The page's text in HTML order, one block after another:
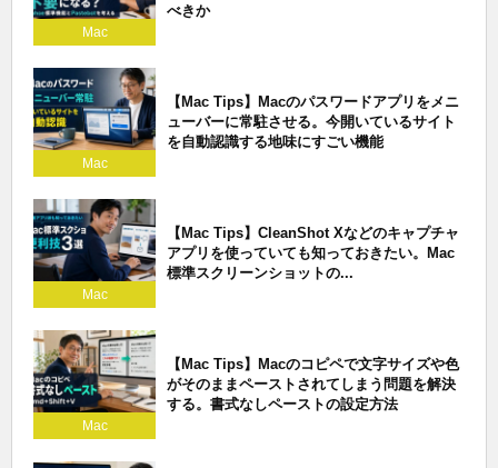
Mac
べきか
Mac
【Mac Tips】Macのパスワードアプリをメニ
ューバーに常駐させる。今開いているサイト
を自動認識する地味にすごい機能
Mac
【Mac Tips】CleanShot Xなどのキャプチャ
アプリを使っていても知っておきたい。Mac
標準スクリーンショットの...
Mac
【Mac Tips】Macのコピペで文字サイズや色
がそのままペーストされてしまう問題を解決
する。書式なしペーストの設定方法